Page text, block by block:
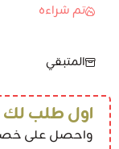
تم شراءه
المتبقي
اول طلب
واحصل على